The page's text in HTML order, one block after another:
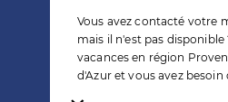
Vous avez contacté votre
mais il n'est pas disponible
vacances en région
d'Azur et vous avez besoin